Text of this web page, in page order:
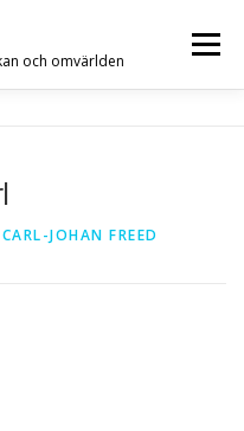
och omvärlden
Meny
CARL-JOHAN FREED